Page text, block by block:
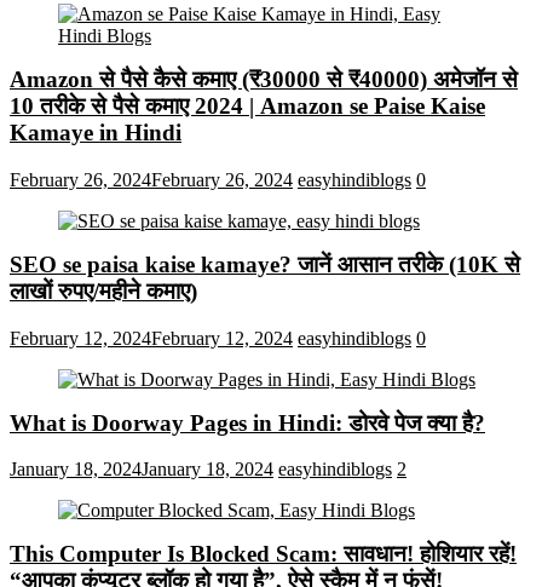
Amazon से पैसे कैसे कमाए (₹30000 से ₹40000) अमेजॉन से
10 तरीके से पैसे कमाए 2024 | Amazon se Paise Kaise
Kamaye in Hindi
February 26, 2024February 26, 2024 easyhindiblogs 0
SEO se paisa kaise kamaye? जानें आसान तरीके (10K से
लाखों रुपए/महीने कमाए)
February 12, 2024February 12, 2024 easyhindiblogs 0
What is Doorway Pages in Hindi: डोरवे पेज क्या है?
January 18, 2024January 18, 2024 easyhindiblogs 2
This Computer Is Blocked Scam: सावधान! होशियार रहें!
“आपका कंप्यूटर ब्लॉक हो गया है”, ऐसे स्कैम में न फंसें!